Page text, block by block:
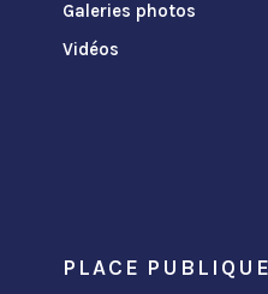
Galeries photos
Vidéos
PLACE PUBLIQUE